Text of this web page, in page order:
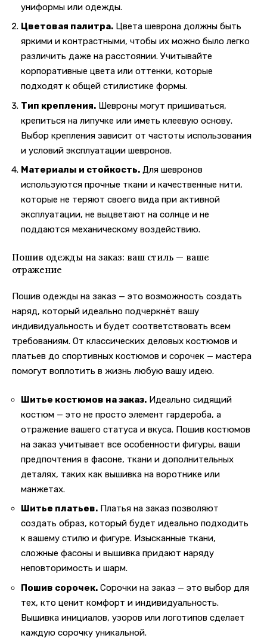
униформы или одежды.
Цветовая палитра. Цвета шеврона должны быть
яркими и контрастными, чтобы их можно было легко
различить даже на расстоянии. Учитывайте
корпоративные цвета или оттенки, которые
подходят к общей стилистике формы.
Тип крепления. Шевроны могут пришиваться,
крепиться на липучке или иметь клеевую основу.
Выбор крепления зависит от частоты использования
и условий эксплуатации шевронов.
Материалы и стойкость. Для шевронов
используются прочные ткани и качественные нити,
которые не теряют своего вида при активной
эксплуатации, не выцветают на солнце и не
поддаются механическому воздействию.
Пошив одежды на заказ: ваш стиль — ваше
отражение
Пошив одежды на заказ — это возможность создать
наряд, который идеально подчеркнёт вашу
индивидуальность и будет соответствовать всем
требованиям. От классических деловых костюмов и
платьев до спортивных костюмов и сорочек — мастера
помогут воплотить в жизнь любую вашу идею.
Шитье костюмов на заказ. Идеально сидящий
костюм — это не просто элемент гардероба, а
отражение вашего статуса и вкуса. Пошив костюмов
на заказ учитывает все особенности фигуры, ваши
предпочтения в фасоне, ткани и дополнительных
деталях, таких как вышивка на воротнике или
манжетах.
Шитье платьев. Платья на заказ позволяют
создать образ, который будет идеально подходить
к вашему стилю и фигуре. Изысканные ткани,
сложные фасоны и вышивка придают наряду
неповторимость и шарм.
Пошив сорочек. Сорочки на заказ — это выбор для
тех, кто ценит комфорт и индивидуальность.
Вышивка инициалов, узоров или логотипов сделает
каждую сорочку уникальной.